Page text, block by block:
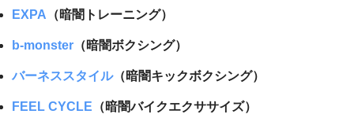
EXPA （暗闇トレーニング）
b-monster （暗闇ボクシング）
バーネススタイル（暗闇キックボクシング）
FEEL CYCLE （暗闇バイクエクササイズ）